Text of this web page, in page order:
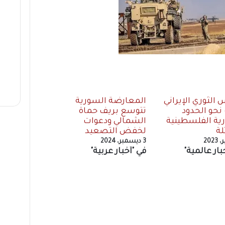
الثوري الإيراني
الحدود
الفلسطينية
عالمية"
المعارضة السورية
تتوسع بريف حماة
الشمالي ودعوات
لخفض التصعيد
3 ديسمبر، 2024
في "أخبار عربية"